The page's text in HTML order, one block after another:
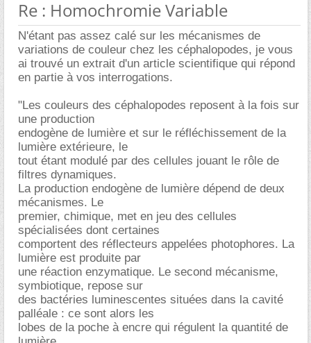
Re : Homochromie Variable
N'étant pas assez calé sur les mécanismes de
variations de couleur chez les céphalopodes, je vous
ai trouvé un extrait d'un article scientifique qui répond
en partie à vos interrogations.
"Les couleurs des céphalopodes reposent à la fois sur
une production
endogène de lumière et sur le réfléchissement de la
lumière extérieure, le
tout étant modulé par des cellules jouant le rôle de
filtres dynamiques.
La production endogène de lumière dépend de deux
mécanismes. Le
premier, chimique, met en jeu des cellules
spécialisées dont certaines
comportent des réflecteurs appelées photophores. La
lumière est produite par
une réaction enzymatique. Le second mécanisme,
symbiotique, repose sur
des bactéries luminescentes situées dans la cavité
palléale : ce sont alors les
lobes de la poche à encre qui régulent la quantité de